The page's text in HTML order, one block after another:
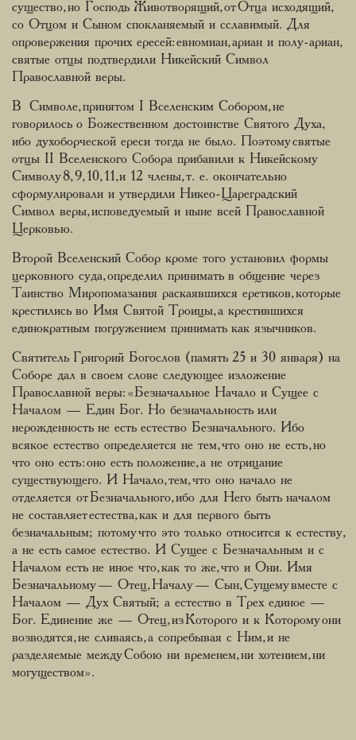
существо, но Господь Животворящий, от Отца исходящий,
со Отцом и Сыном спокланяемый и сславимый. Для
опровержения прочих ересей: евномиан, ариан и полу-ариан,
святые отцы подтвердили Никейский Символ
Православной веры.
В Символе, принятом I Вселенским Собором, не
говорилось о Божественном достоинстве Святого Духа,
ибо духоборческой ереси тогда не было. Поэтому святые
отцы II Вселенского Собора прибавили к Никейскому
Символу 8, 9, 10, 11,и 12 члены, т. е. окончательно
сформулировали и утвердили Никео-Цареградский
Символ веры, исповедуемый и ныне всей Православной
Церковью.
Второй Вселенский Собор кроме того установил формы
церковного суда, определил принимать в общение через
Таинство Миропомазания раскаявшихся еретиков, которые
крестились во Имя Святой Троицы, а крестившихся
единократным погружением принимать как язычников.
Святитель Григорий Богослов (память 25 и 30 января) на
Соборе дал в своем слове следующее изложение
Православной веры: «Безначальное Начало и Сущее с
Началом — Един Бог. Но безначальность или
нерожденность не есть естество Безначального. Ибо
всякое естество определяется не тем, что оно не есть, но
что оно есть: оно есть положение, а не отрицание
существующего. И Начало, тем, что оно начало не
отделяется от Безначального, ибо для Него быть началом
не составляет естества, как и для первого быть
безначальным; потому что это только относится к естеству,
а не есть самое естество. И Сущее с Безначальным и с
Началом есть не иное что, как то же, что и Они. Имя
Безначальному — Отец, Началу — Сын, Сущему вместе с
Началом — Дух Святый; а естество в Трех единое —
Бог. Единение же — Отец, из Которого и к Которому они
возводятся, не сливаясь, а сопребывая с Ним, и не
разделяемые между Собою ни временем, ни хотением, ни
могуществом».